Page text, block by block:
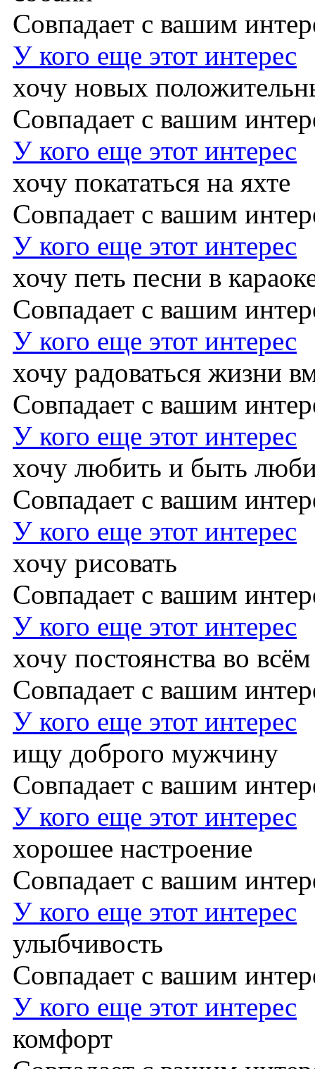
Совпадает с вашим
У кого еще этот интерес
хочу новых
Совпадает с вашим
У кого еще этот интерес
хочу покататься на яхте
Совпадает с вашим
У кого еще этот интерес
хочу петь песни в
Совпадает с вашим
У кого еще этот интерес
хочу радоваться жизни
Совпадает с вашим
У кого еще этот интерес
хочу любить и быть
Совпадает с вашим
У кого еще этот интерес
хочу рисовать
Совпадает с вашим
У кого еще этот интерес
хочу постоянства во всём
Совпадает с вашим
У кого еще этот интерес
ищу доброго мужчину
Совпадает с вашим
У кого еще этот интерес
хорошее настроение
Совпадает с вашим
У кого еще этот интерес
улыбчивость
Совпадает с вашим
У кого еще этот интерес
комфорт